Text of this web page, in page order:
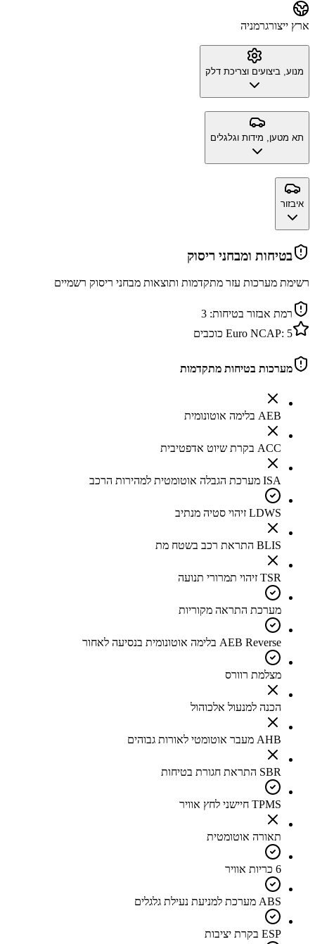
ארץ ייצורגרמניה
מנוע, ביצועים וצריכת דלק
תא מטען, מידות וגלגלים
איבזור
בטיחות ומבחני ריסוק
רשימת מערכות עזר מתקדמות ותוצאות מבחני ריסוק רשמיים
רמת אבזור בטיחות: 3
Euro NCAP: 5 כוכבים
מערכות בטיחות מתקדמות
AEB בלימה אוטונומית
ACC בקרת שיוט אדפטיבית
ISA מערכת הגבלה אוטומטית למהירות הרכב
LDWS זיהוי סטיה מנתיב
BLIS התראת רכב בשטח מת
TSR זיהוי תמרורי תנועה
מערכת התראה מקוריות
AEB Reverse בלימה אוטונומית בנסיעה לאחור
מצלמת רוורס
הכנה למנעול אלכוהול
AHB מעבר אוטומטי לאורות גבוהים
SBR התראת חגורת בטיחות
TPMS חיישני לחץ אוויר
תאורה אוטומטית
6 כריות אוויר
ABS מערכת למניעת נעילת גלגלים
ESP בקרת יציבות